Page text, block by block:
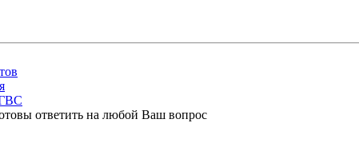
ответить на любой Ваш вопрос